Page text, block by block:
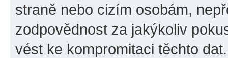
straně nebo cizím osobám,
zodpovědnost za jakýkoliv
vést ke kompromitaci těchto dat.